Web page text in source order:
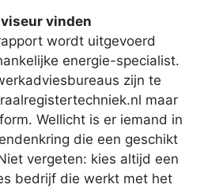
vinden
wordt uitgevoerd
energie-specialist.
zijn te
maar
Wellicht is er iemand in
die een geschikt
vergeten: kies altijd een
bedrijf die werkt met het